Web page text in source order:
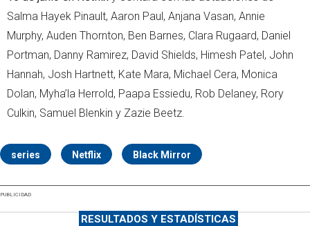
Salma Hayek Pinault, Aaron Paul, Anjana Vasan, Annie
Murphy, Auden Thornton, Ben Barnes, Clara Rugaard, Daniel
Portman, Danny Ramirez, David Shields, Himesh Patel, John
Hannah, Josh Hartnett, Kate Mara, Michael Cera, Monica
Dolan, Myha’la Herrold, Paapa Essiedu, Rob Delaney, Rory
Culkin, Samuel Blenkin y Zazie Beetz.
series Netflix Black Mirror
PUBLICIDAD
RESULTADOS Y ESTADÍSTICAS